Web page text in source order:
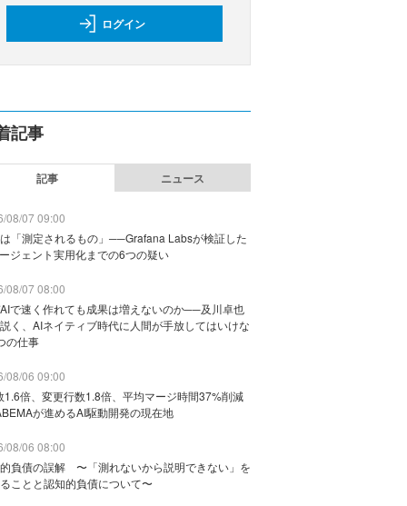
ログイン
記事
記事 ニュース
08/07 09:00
「測定されるもの」──Grafana Labsが検証した
ジェント実用化までの6つの疑い
08/07 08:00
で速く作れても成果は増えないのか──及川卓也
く、AIネイティブ時代に人間が手放してはいけな
の仕事
08/06 09:00
1.6倍、変更行数1.8倍、平均マージ時間37%削減
が進めるAI駆動開発の現在地
08/06 08:00
負債の誤解 〜「測れないから説明できない」を
ことと認知的負債について〜